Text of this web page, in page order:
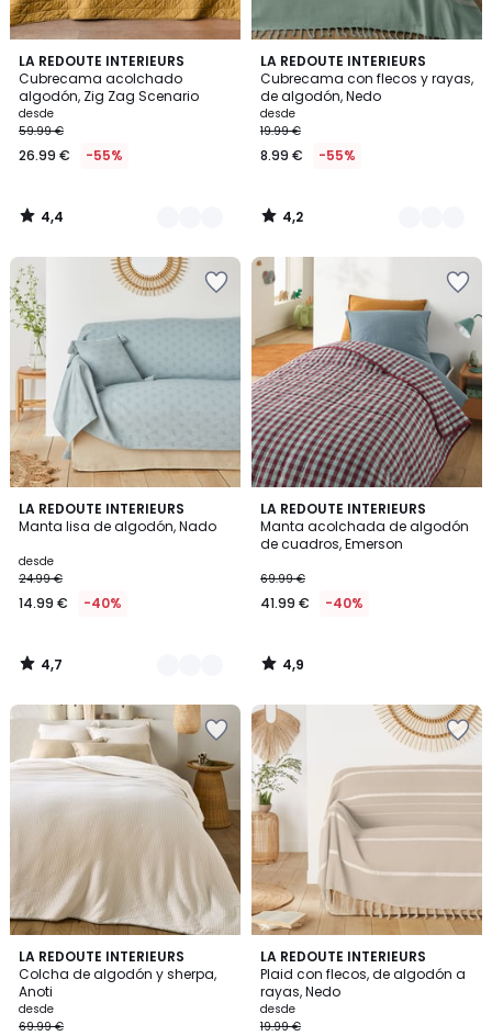
LA REDOUTE INTERIEURS
Cubrecama acolchado
algodón, Zig Zag Scenario
desde
59.99 €
26.99 € -55%
4,4
/ 5
9
Colores
4,4
/
LA REDOUTE INTERIEURS
Cubrecama con flecos y rayas,
de algodón, Nedo
desde
19.99 €
8.99 € -55%
4,2
/ 5
4
Colores
4,2
/
LA REDOUTE INTERIEURS
Manta lisa de algodón, Nado
desde
24.99 €
14.99 € -40%
4,7
/ 5
3
Colores
4,7
/
LA REDOUTE INTERIEURS
Manta acolchada de algodón
de cuadros, Emerson
69.99 €
41.99 € -40%
4,9
/ 5
4,9
/
LA REDOUTE INTERIEURS
Colcha de algodón y sherpa,
Anoti
desde
69.99 €
4,7
/ 5
2
Colores
LA REDOUTE INTERIEURS
Plaid con flecos, de algodón a
rayas, Nedo
desde
19.99 €
4,3
/ 5
4
Colores